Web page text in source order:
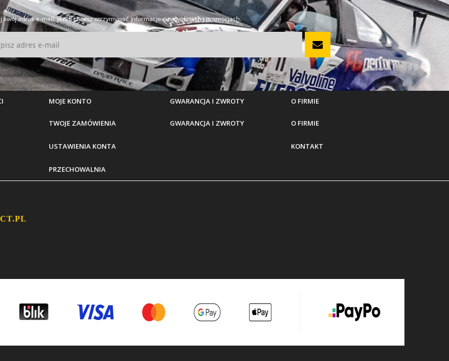
swój adres e-mail, jeżeli chcesz otrzymywać informacje o nowościach i promocjach.
MOJE KONTO
TWOJE ZAMÓWIENIA
USTAWIENIA KONTA
PRZECHOWALNIA
GWARANCJA I ZWROTY
GWARANCJA I ZWROTY
O FIRMIE
O FIRMIE
KONTAKT